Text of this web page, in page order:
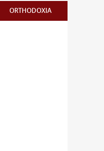
ORTHODOXIA